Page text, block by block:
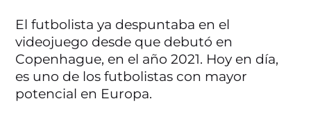
El futbolista ya despuntaba en el
videojuego desde que debutó en
Copenhague, en el año 2021. Hoy en día,
es uno de los futbolistas con mayor
potencial en Europa.